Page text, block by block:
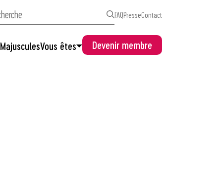
MajusculesVous êtes Devenir membre
FAQPresseContact